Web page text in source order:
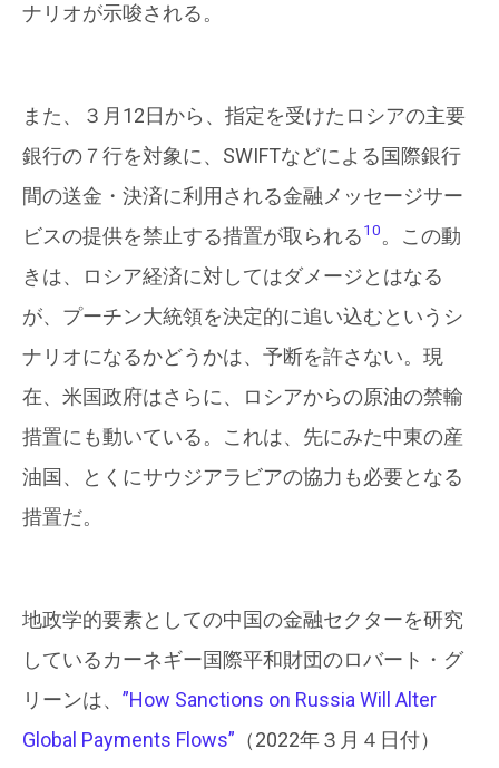
ナリオが示唆される。
また、３月12日から、指定を受けたロシアの主要
銀行の７行を対象に、SWIFTなどによる国際銀行
間の送金・決済に利用される金融メッセージサー
ビスの提供を禁止する措置が取られる10。この動
きは、ロシア経済に対してはダメージとはなる
が、プーチン大統領を決定的に追い込むというシ
ナリオになるかどうかは、予断を許さない。現
在、米国政府はさらに、ロシアからの原油の禁輸
措置にも動いている。これは、先にみた中東の産
油国、とくにサウジアラビアの協力も必要となる
措置だ。
地政学的要素としての中国の金融セクターを研究
しているカーネギー国際平和財団のロバート・グ
リーンは、 ”How Sanctions on Russia Will Alter
Global Payments Flows” （2022年３月４日付）